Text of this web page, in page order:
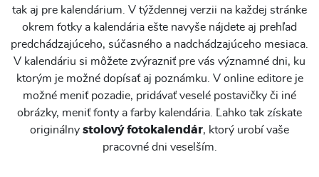
tak aj pre kalendárium. V týždennej verzii na každej stránke
okrem fotky a kalendária ešte navyše nájdete aj prehľad
predchádzajúceho, súčasného a nadchádzajúceho mesiaca.
V kalendáriu si môžete zvýrazniť pre vás významné dni, ku
ktorým je možné dopísať aj poznámku. V online editore je
možné meniť pozadie, pridávať veselé postavičky či iné
obrázky, meniť fonty a farby kalendária. Ľahko tak získate
originálny stolový fotokalendár, ktorý urobí vaše
pracovné dni veselším.